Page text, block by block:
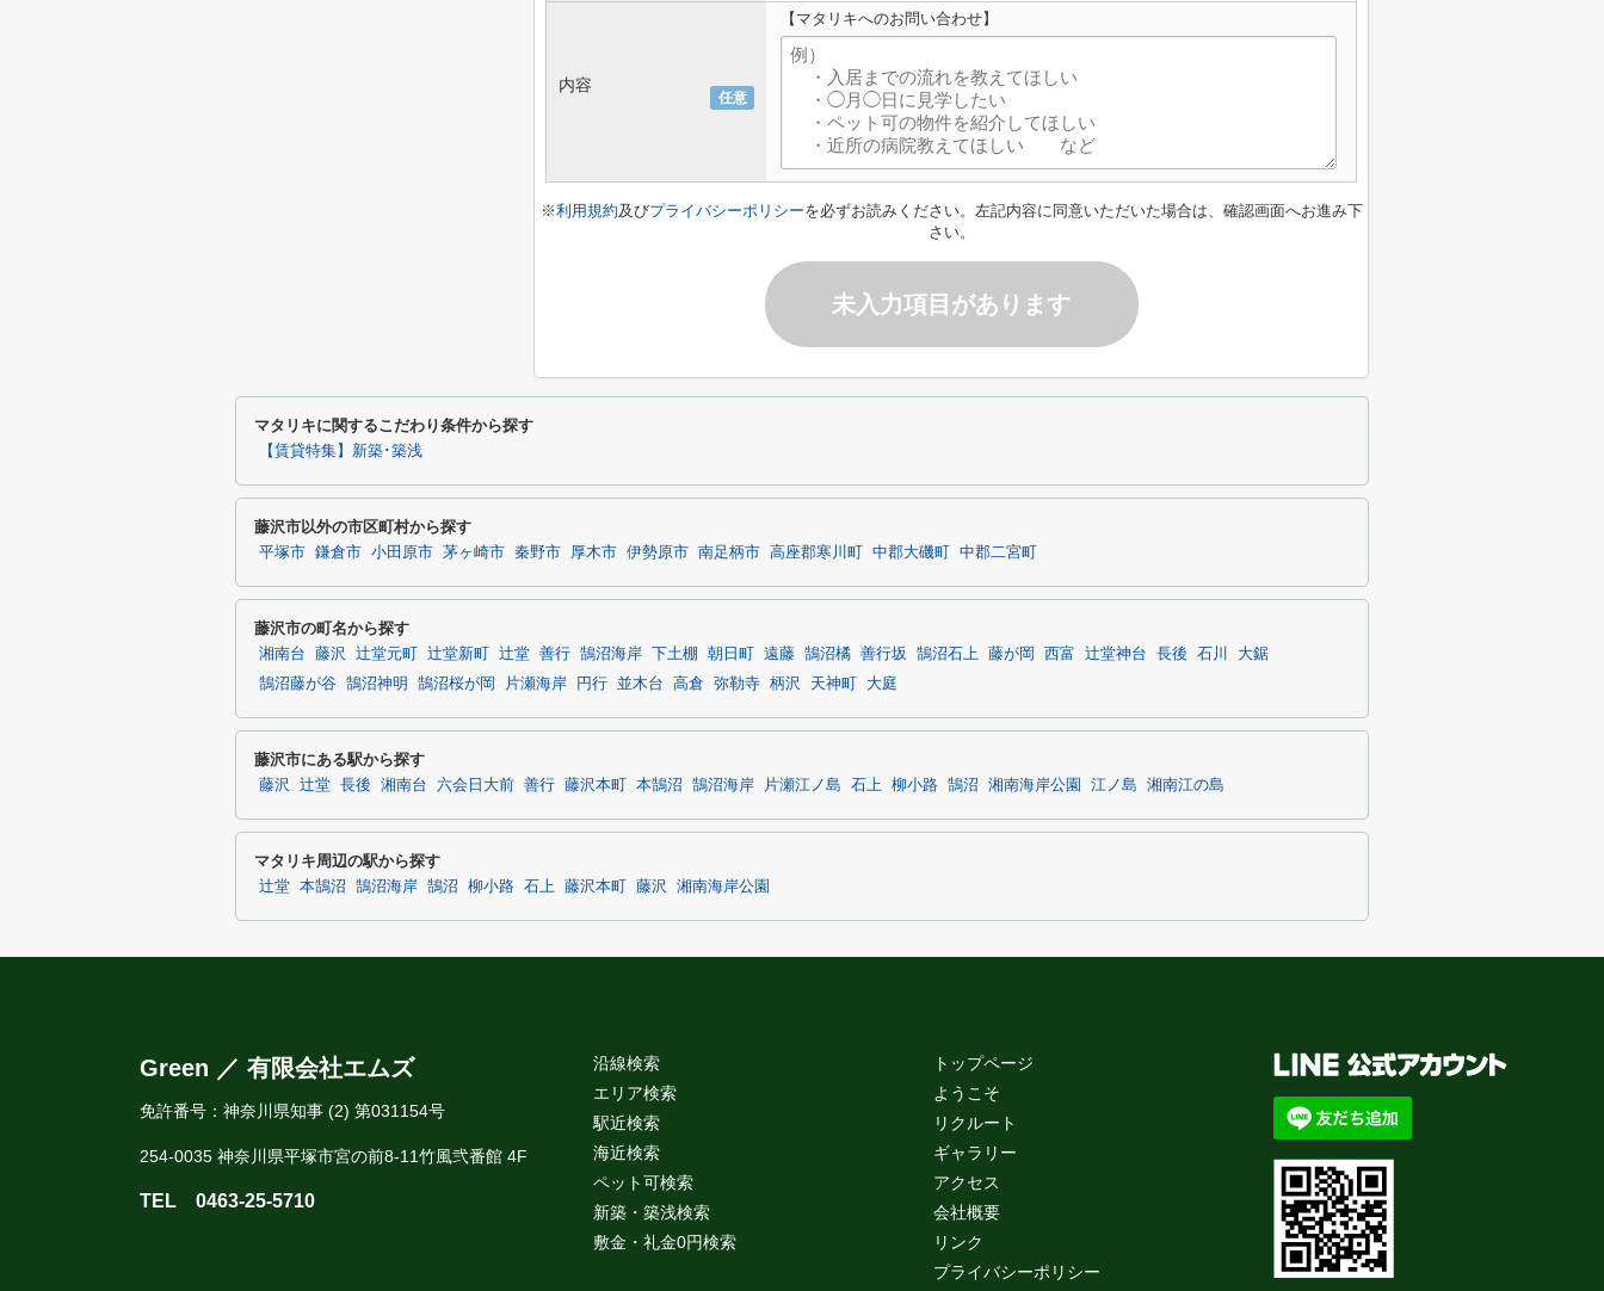
任意
内容
【マタリキへのお問い合わせ】
※利用規約及びプライバシーポリシーを必ずお読みください。左記内容に同意いただいた場合は、確認画面へお進み下
さい。
未入力項目があります
マタリキに関するこだわり条件から探す
【賃貸特集】新築･築浅
藤沢市以外の市区町村から探す
平塚市 鎌倉市 小田原市 茅ヶ崎市 秦野市 厚木市 伊勢原市 南足柄市 高座郡寒川町 中郡大磯町 中郡二宮町
藤沢市の町名から探す
湘南台 藤沢 辻堂元町 辻堂新町 辻堂 善行 鵠沼海岸 下土棚 朝日町 遠藤 鵠沼橘 善行坂 鵠沼石上 藤が岡 西富 辻堂神台 長後 石川
大鋸
鵠沼藤が谷 鵠沼神明 鵠沼桜が岡 片瀬海岸 円行 並木台 高倉 弥勒寺 柄沢 天神町 大庭
藤沢市にある駅から探す
藤沢 辻堂 長後 湘南台 六会日大前 善行 藤沢本町 本鵠沼 鵠沼海岸 片瀬江ノ島 石上 柳小路 鵠沼 湘南海岸公園 江ノ島 湘南江の島
マタリキ周辺の駅から探す
辻堂 本鵠沼 鵠沼海岸 鵠沼 柳小路 石上 藤沢本町 藤沢 湘南海岸公園
Green ／ 有限会社エムズ
免許番号：神奈川県知事 (2) 第031154号
254-0035 神奈川県平塚市宮の前8-11竹風弐番館 4F
TEL 0463-25-5710
沿線検索
エリア検索
駅近検索
海近検索
ペット可検索
新築・築浅検索
敷金・礼金0円検索
トップページ
ようこそ
リクルート
ギャラリー
アクセス
会社概要
リンク
プライバシーポリシー